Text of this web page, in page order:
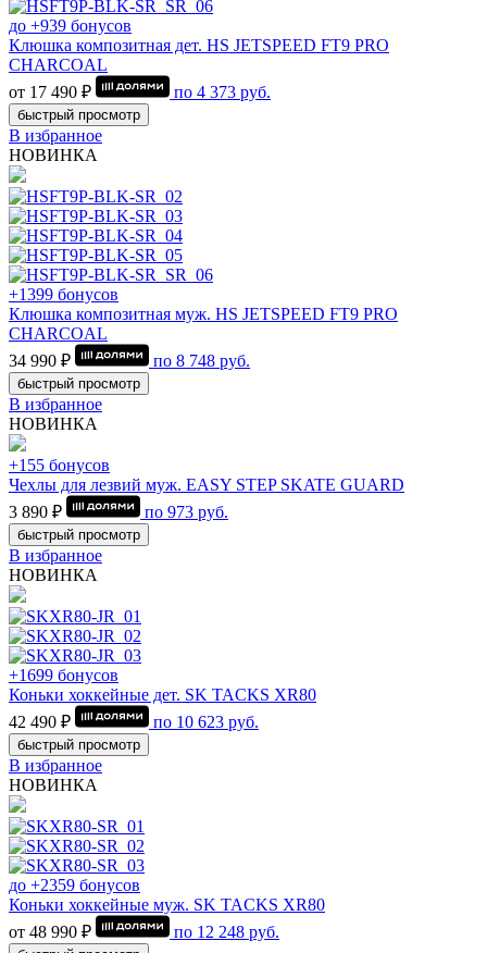
до +939 бонусов
Клюшка композитная дет. HS JETSPEED FT9 PRO
CHARCOAL
от 17 490 ₽
по 4 373 руб.
быстрый просмотр
В избранное
НОВИНКА
+1399 бонусов
Клюшка композитная муж. HS JETSPEED FT9 PRO
CHARCOAL
34 990 ₽
по 8 748 руб.
быстрый просмотр
В избранное
НОВИНКА
+155 бонусов
Чехлы для лезвий муж. EASY STEP SKATE GUARD
3 890 ₽
по 973 руб.
быстрый просмотр
В избранное
НОВИНКА
+1699 бонусов
Коньки хоккейные дет. SK TACKS XR80
42 490 ₽
по 10 623 руб.
быстрый просмотр
В избранное
НОВИНКА
до +2359 бонусов
Коньки хоккейные муж. SK TACKS XR80
от 48 990 ₽
по 12 248 руб.